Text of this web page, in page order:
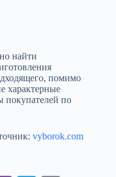
найти
помимо
характерные
покупателей по
vyborok.com